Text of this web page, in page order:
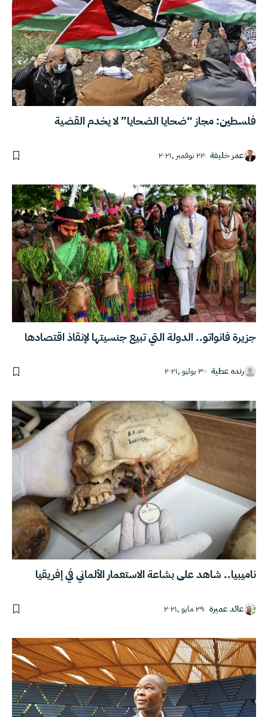
فلسطين: مجاز “ضحايا الضحايا” لا يخدم القضية
عمر خليفة ٢٢ نوفمبر ,٢٠٢١
جزيرة فانواتو.. الدولة التي تبيع جنسيتها لإنقاذ اقتصادها
رنده عطية ٣٠ يوليو ,٢٠٢١
ناميبيا.. شاهد على بشاعة الاستعمار الألماني في إفريقيا
عائد عميرة ٢٩ مايو ,٢٠٢١